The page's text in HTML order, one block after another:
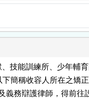
技能訓練所、少年輔
下簡稱收容人所在之矯
義務辯護律師，得前往